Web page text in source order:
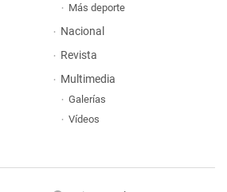
Más deporte
Nacional
Revista
Multimedia
Galerías
Vídeos